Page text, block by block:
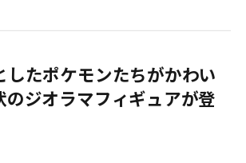
たポケモンたちがかわい
のジオラマフィギュアが登